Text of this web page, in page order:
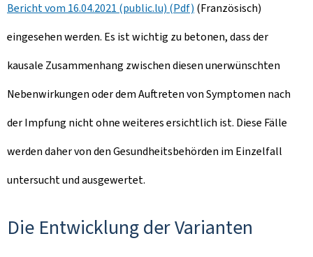
Bericht vom 16.04.2021 (public.lu) (Pdf) (Französisch)
eingesehen werden. Es ist wichtig zu betonen, dass der
kausale Zusammenhang zwischen diesen unerwünschten
Nebenwirkungen oder dem Auftreten von Symptomen nach
der Impfung nicht ohne weiteres ersichtlich ist. Diese Fälle
werden daher von den Gesundheitsbehörden im Einzelfall
untersucht und ausgewertet.
Die Entwicklung der Varianten